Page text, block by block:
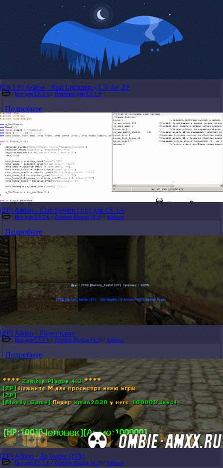
[CS 1.6] Addon - Real Lightning (1.5) for ZP
Все для CS 1.6 / Плагины для CS 1.6
Подробнее
[ZP] Addon - Clan System [1.0] для CS 1.6
Все для CS 1.6 / Zombie Plague [4.3] / Addons
Подробнее
[ZP] Addon - Player name
Все для CS 1.6 / Zombie Plague [4.3] / Addons
Подробнее
[ZP] Addon - Zp leader (FIX)
Все для CS 1.6 / Zombie Plague [4.3] / Addons